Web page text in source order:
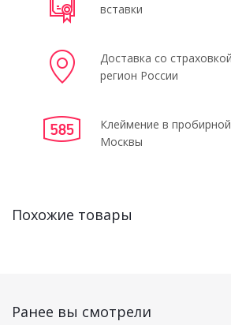
вставки
Доставка со
регион России
Клеймение в
Москвы
Похожие товары
Ранее вы смотрели